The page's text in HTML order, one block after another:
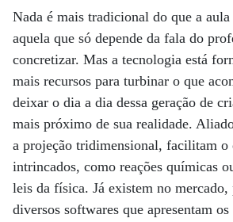
Nada é mais tradicional do que a aula
aquela que só depende da fala do
concretizar. Mas a tecnologia está
mais recursos para turbinar o que
deixar o dia a dia dessa geração de
mais próximo de sua realidade.
a projeção tridimensional, facilitam o
intrincados, como reações químicas
leis da física. Já existem no
diversos softwares que apresentam os